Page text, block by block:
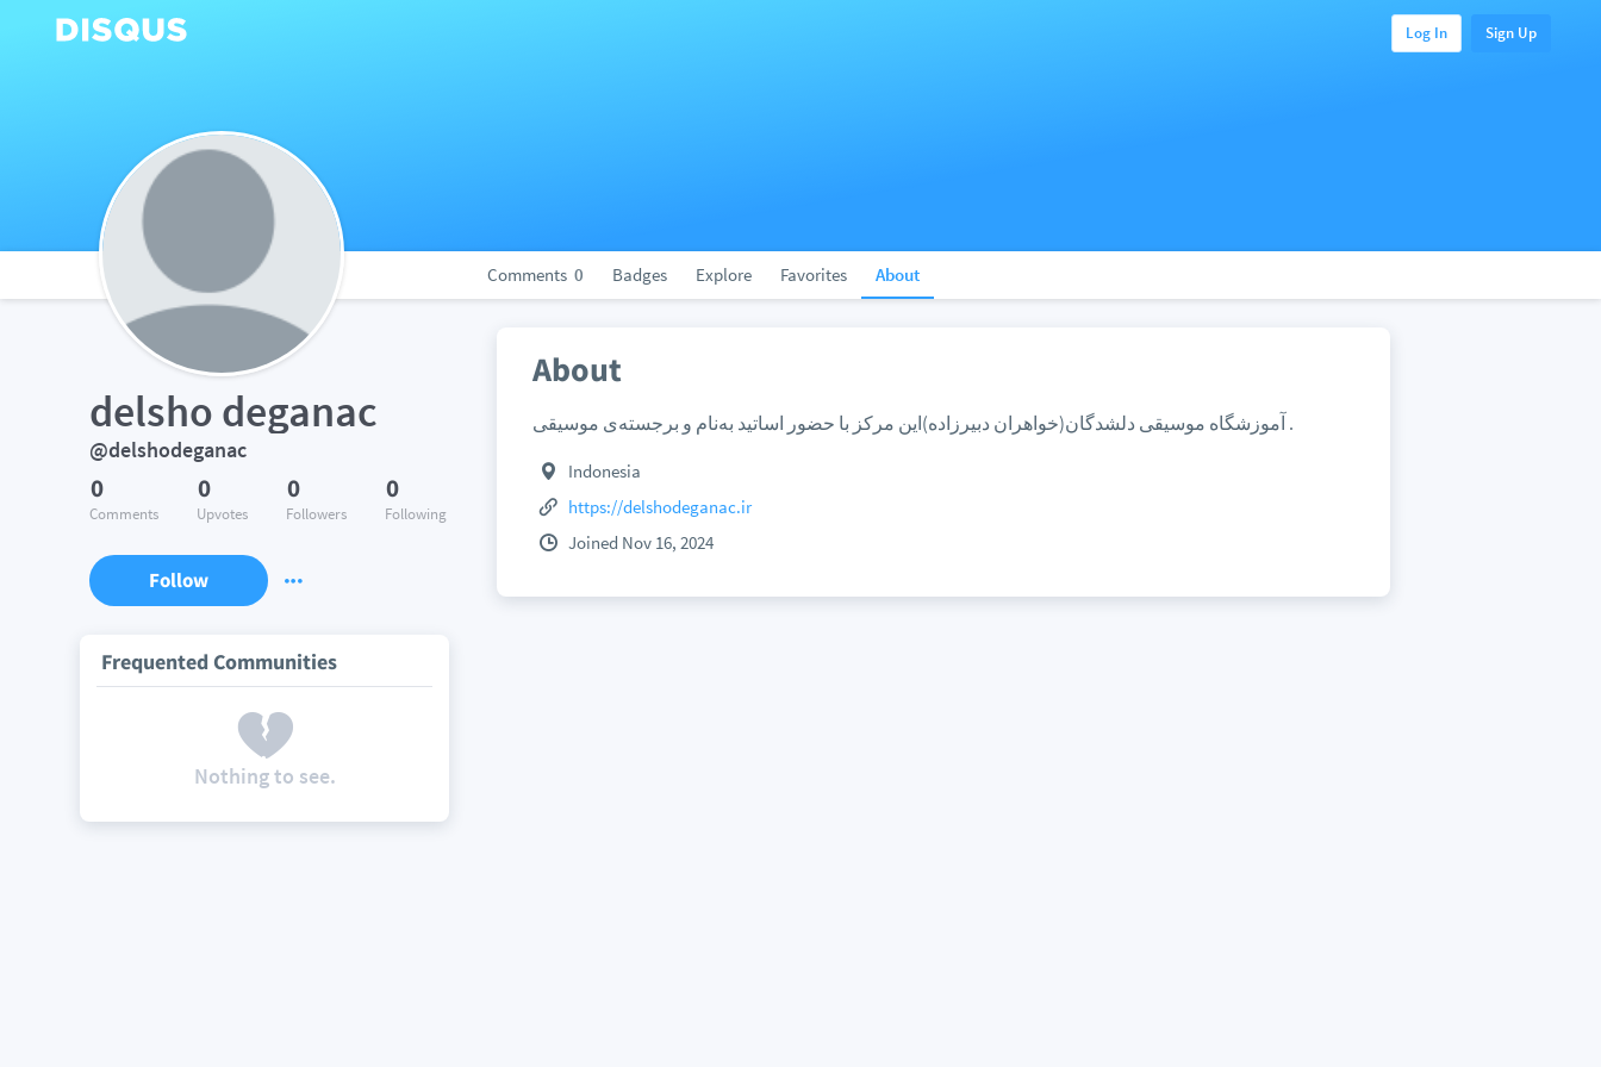
Log In Sign Up
Comments 0 Badges Explore Favorites About
delsho deganac
@delshodeganac
0
Comments
0
Upvotes
0
Followers
0
Following
Follow
Frequented Communities
Nothing to see.
About
آموزشگاه موسیقی دلشدگان(خواهران دبیرزاده)این مرکز با حضور اساتید به‌نام و برجسته‌ی موسیقی .
Indonesia
https://delshodeganac.ir
Joined Nov 16, 2024